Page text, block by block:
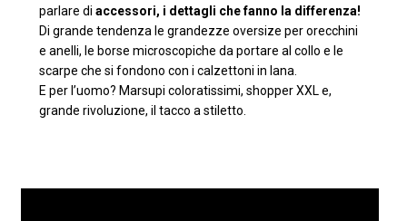
parlare di accessori, i dettagli che fanno la differenza!
Di grande tendenza le grandezze oversize per orecchini
e anelli, le borse microscopiche da portare al collo e le
scarpe che si fondono con i calzettoni in lana.
E per l’uomo? Marsupi coloratissimi, shopper XXL e,
grande rivoluzione, il tacco a stiletto.